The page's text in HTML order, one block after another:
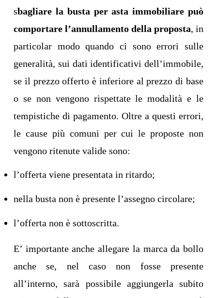
sbagliare la busta per asta immobiliare può
comportare l’annullamento della proposta, in
particolar modo quando ci sono errori sulle
generalità, sui dati identificativi dell’immobile,
se il prezzo offerto è inferiore al prezzo di base
o se non vengono rispettate le modalità e le
tempistiche di pagamento. Oltre a questi errori,
le cause più comuni per cui le proposte non
vengono ritenute valide sono:
l’offerta viene presentata in ritardo;
nella busta non è presente l’assegno circolare;
l’offerta non è sottoscritta.
E’ importante anche allegare la marca da bollo
anche se, nel caso non fosse presente
all’interno, sarà possibile aggiungerla subito